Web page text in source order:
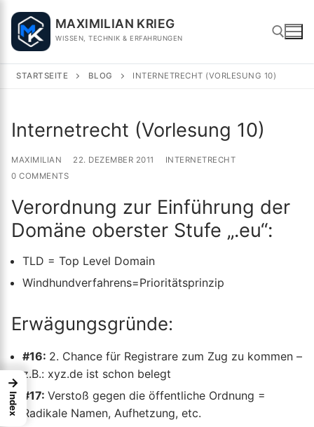
content
MAXIMILIAN KRIEG
WISSEN, TECHNIK & ERFAHRUNGEN
STARTSEITE BLOG INTERNETRECHT (VORLESUNG 10)
Internetrecht (Vorlesung 10)
MAXIMILIAN 22. DEZEMBER 2011
INTERNETRECHT
0 COMMENTS
Verordnung zur Einführung der
Domäne oberster Stufe „.eu“:
TLD = Top Level Domain
Windhundverfahrens=Prioritätsprinzip
Erwägungsgründe:
#16: 2. Chance für Registrare zum Zug zu kommen –
z.B.: xyz.de ist schon belegt
#17: Verstoß gegen die öffentliche Ordnung =
Radikale Namen, Aufhetzung, etc.
→
Index